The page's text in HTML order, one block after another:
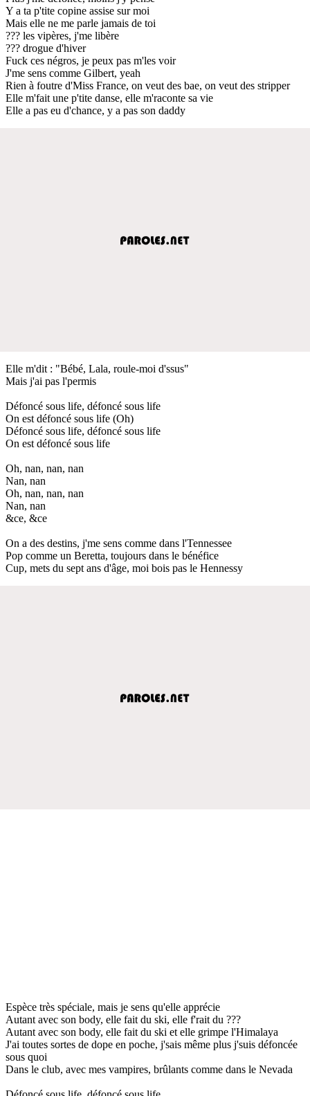
Y a ta p'tite copine assise sur moi
Mais elle ne me parle jamais de toi
??? les vipères, j'me libère
??? drogue d'hiver
Fuck ces négros, je peux pas m'les voir
J'me sens comme Gilbert, yeah
Rien à foutre d'Miss France, on veut des bae, on veut des stripper
Elle m'fait une p'tite danse, elle m'raconte sa vie
Elle a pas eu d'chance, y a pas son daddy
Elle m'dit : "Bébé, Lala, roule-moi d'ssus"
Mais j'ai pas l'permis
Défoncé sous life, défoncé sous life
On est défoncé sous life (Oh)
Défoncé sous life, défoncé sous life
On est défoncé sous life
Oh, nan, nan, nan
Nan, nan
Oh, nan, nan, nan
Nan, nan
&ce, &ce
On a des destins, j'me sens comme dans l'Tennessee
Pop comme un Beretta, toujours dans le bénéfice
Cup, mets du sept ans d'âge, moi bois pas le Hennessy
Espèce très spéciale, mais je sens qu'elle apprécie
Autant avec son body, elle fait du ski, elle f'rait du ???
Autant avec son body, elle fait du ski et elle grimpe l'Himalaya
J'ai toutes sortes de dope en poche, j'sais même plus j'suis défoncée
sous quoi
Dans le club, avec mes vampires, brûlants comme dans le Nevada